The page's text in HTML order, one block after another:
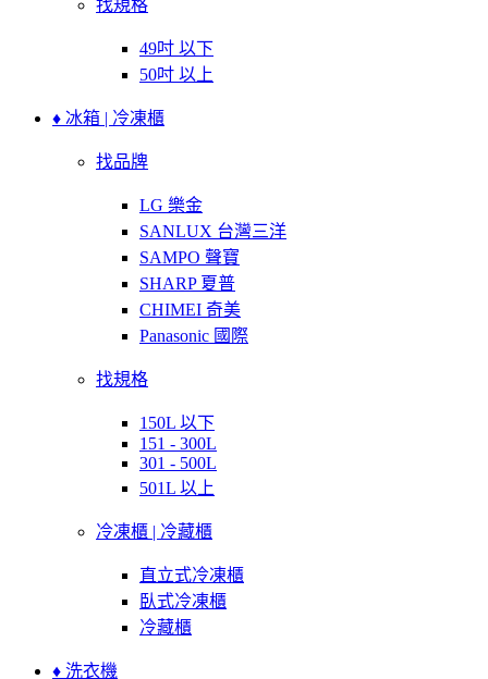
找規格
49吋 以下
50吋 以上
♦ 冰箱 | 冷凍櫃
找品牌
LG 樂金
SANLUX 台灣三洋
SAMPO 聲寶
SHARP 夏普
CHIMEI 奇美
Panasonic 國際
找規格
150L 以下
151 - 300L
301 - 500L
501L 以上
冷凍櫃 | 冷藏櫃
直立式冷凍櫃
臥式冷凍櫃
冷藏櫃
♦ 洗衣機